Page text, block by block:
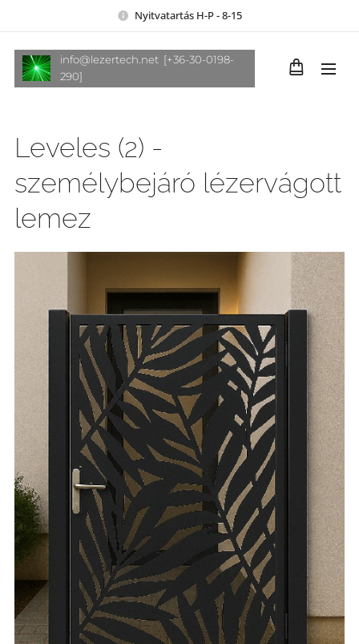
Nyitvatartás H-P - 8-15
info@lezertech.net [+36-30-0198-
290]
Leveles (2) -
személybejáró lézervágott
lemez